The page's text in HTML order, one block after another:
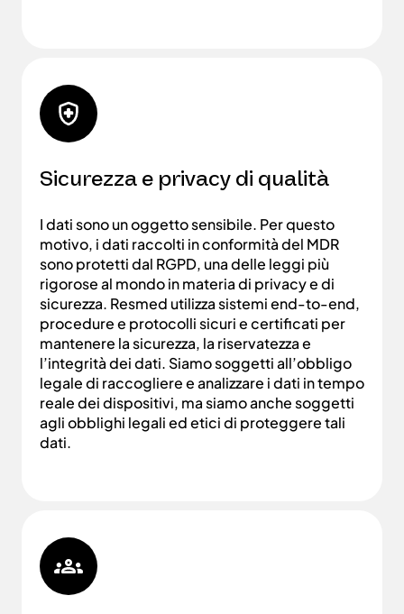
Sicurezza e privacy di qualità
I dati sono un oggetto sensibile. Per questo
motivo, i dati raccolti in conformità del MDR
sono protetti dal RGPD, una delle leggi più
rigorose al mondo in materia di privacy e di
sicurezza. Resmed utilizza sistemi end-to-end,
procedure e protocolli sicuri e certificati per
mantenere la sicurezza, la riservatezza e
l’integrità dei dati. Siamo soggetti all’obbligo
legale di raccogliere e analizzare i dati in tempo
reale dei dispositivi, ma siamo anche soggetti
agli obblighi legali ed etici di proteggere tali
dati.